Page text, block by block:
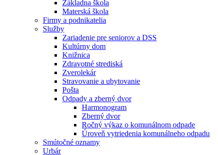
Základna škola
Materská škola
Firmy a podnikatelia
Služby
Zariadenie pre seniorov a DSS
Kultúrny dom
Knižnica
Zdravotné strediská
Zverolekár
Stravovanie a ubytovanie
Pošta
Odpady a zberný dvor
Harmonogram
Zberný dvor
Ročný výkaz o komunálnom odpade
Úroveň vytriedenia komunálneho odpadu
Smútočné oznamy
Urbár